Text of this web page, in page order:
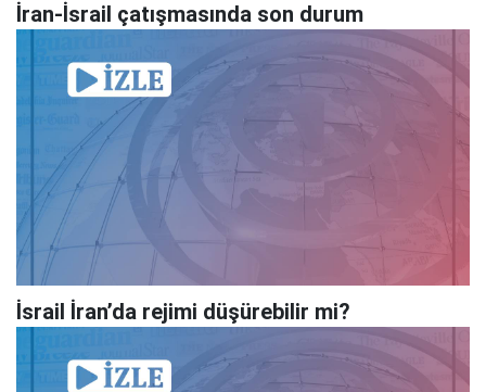
İran-İsrail çatışmasında son durum
İsrail İran’da rejimi düşürebilir mi?